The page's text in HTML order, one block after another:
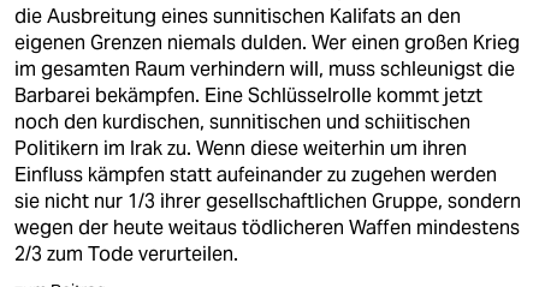
die Ausbreitung eines sunnitischen Kalifats an den
eigenen Grenzen niemals dulden. Wer einen großen Krieg
im gesamten Raum verhindern will, muss schleunigst die
Barbarei bekämpfen. Eine Schlüsselrolle kommt jetzt
noch den kurdischen, sunnitischen und schiitischen
Politikern im Irak zu. Wenn diese weiterhin um ihren
Einfluss kämpfen statt aufeinander zu zugehen werden
sie nicht nur 1/3 ihrer gesellschaftlichen Gruppe, sondern
wegen der heute weitaus tödlicheren Waffen mindestens
2/3 zum Tode verurteilen.